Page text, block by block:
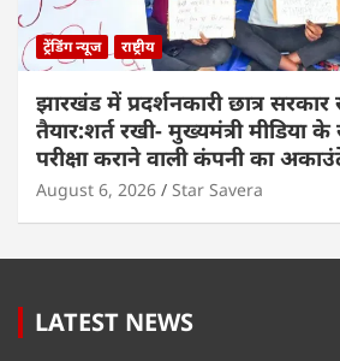
ट्रेंडिंग न्यूज राष्ट्रीय
झारखंड में प्रदर्शनकारी छात्र
तैयार:शर्त रखी- मुख्यमंत्री मीडिया
परीक्षा कराने वाली कंपनी का
August 6, 2026 Star Savera
LATEST NEWS